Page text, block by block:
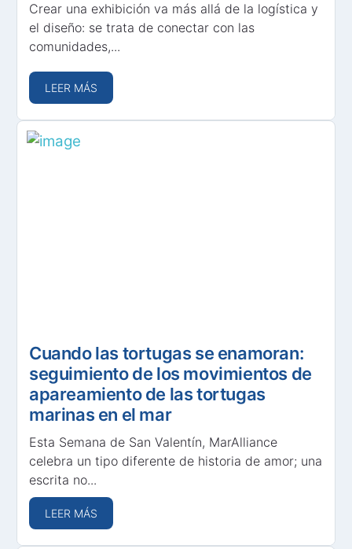
Crear una exhibición va más allá de la logística y
el diseño: se trata de conectar con las
comunidades,...
LEER MÁS
Cuando las tortugas se enamoran:
seguimiento de los movimientos de
apareamiento de las tortugas
marinas en el mar
Esta Semana de San Valentín, MarAlliance
celebra un tipo diferente de historia de amor; una
escrita no...
LEER MÁS